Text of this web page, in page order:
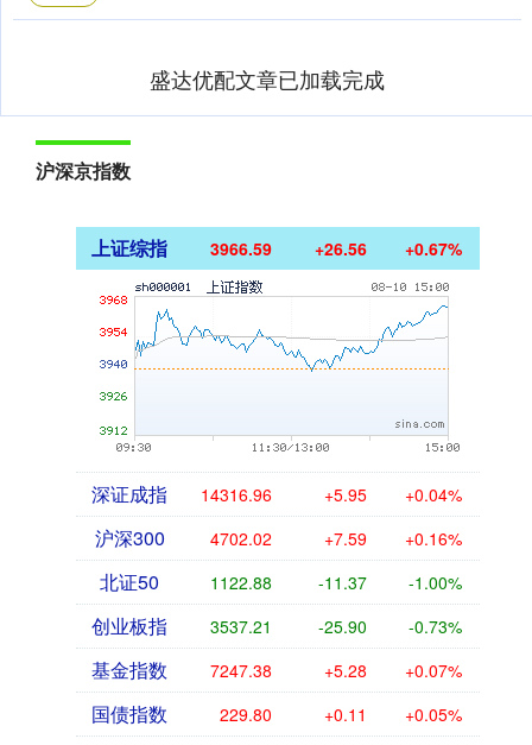
盛达优配文章已加载完成
沪深京指数
上证综指 3966.59 +26.56 +0.67%
深证成指 14316.96 +5.95 +0.04%
沪深300 4702.02 +7.59 +0.16%
北证50 1122.88 -11.37 -1.00%
创业板指 3537.21 -25.90 -0.73%
基金指数 7247.38 +5.28 +0.07%
国债指数 229.80 +0.11 +0.05%